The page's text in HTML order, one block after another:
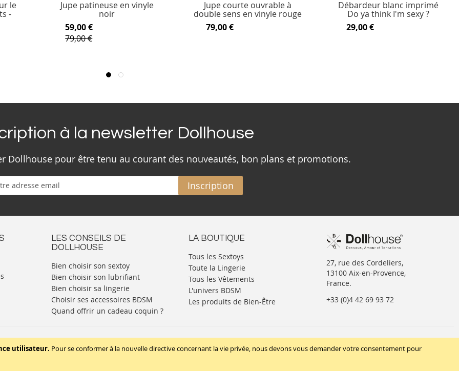
utilisateur. Pour se conformer à la nouvelle directive concernant la vie privée, nous devons vous demander votre consentement pour
le
-
Jupe patineuse en vinyle
noir
59,00 €
79,00 €
Jupe courte ouvrable à
double sens en vinyle rouge
79,00 €
Débardeur blanc imprimé
Do ya think I'm sexy ?
29,00 €
à la newsletter Dollhouse
Dollhouse pour être tenu au courant des nouveautés, bon plans et promotions.
Inscription
LES CONSEILS DE
DOLLHOUSE
Bien choisir son sextoy
Bien choisir son lubrifiant
Bien choisir sa lingerie
Choisir ses accessoires BDSM
Quand offrir un cadeau coquin ?
LA BOUTIQUE
Tous les Sextoys
Toute la Lingerie
Tous les Vêtements
L'univers BDSM
Les produits de Bien-Être
27, rue des Cordeliers,
13100 Aix-en-Provence,
France.
+33 (0)4 42 69 93 72
Mentions légales Politique de cookies SUIVEZ-NOUS